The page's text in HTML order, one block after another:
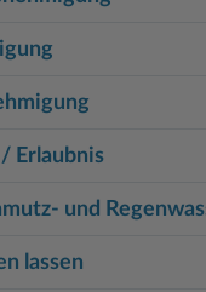
Erlaubnis
und
lassen